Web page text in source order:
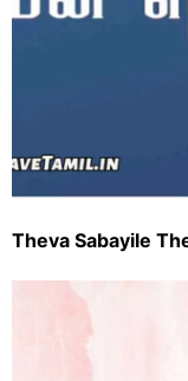
Theva Sabayile